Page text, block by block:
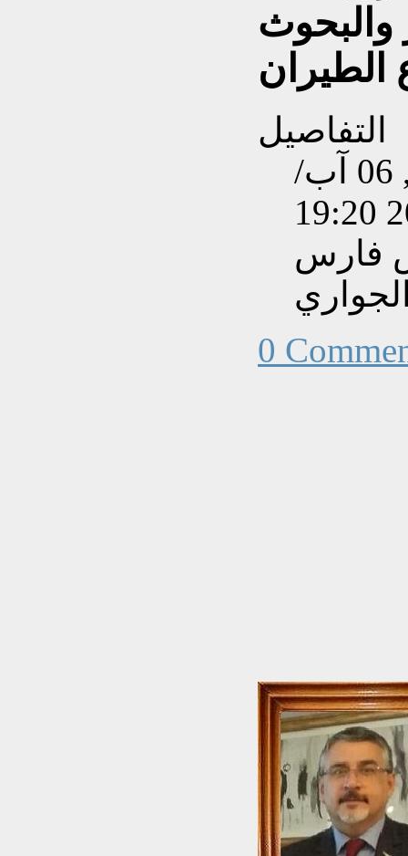
والبحوث
التفاصيل
تم إنشاءه بتاريخ الجمعة, 06 آب/
فارس
0